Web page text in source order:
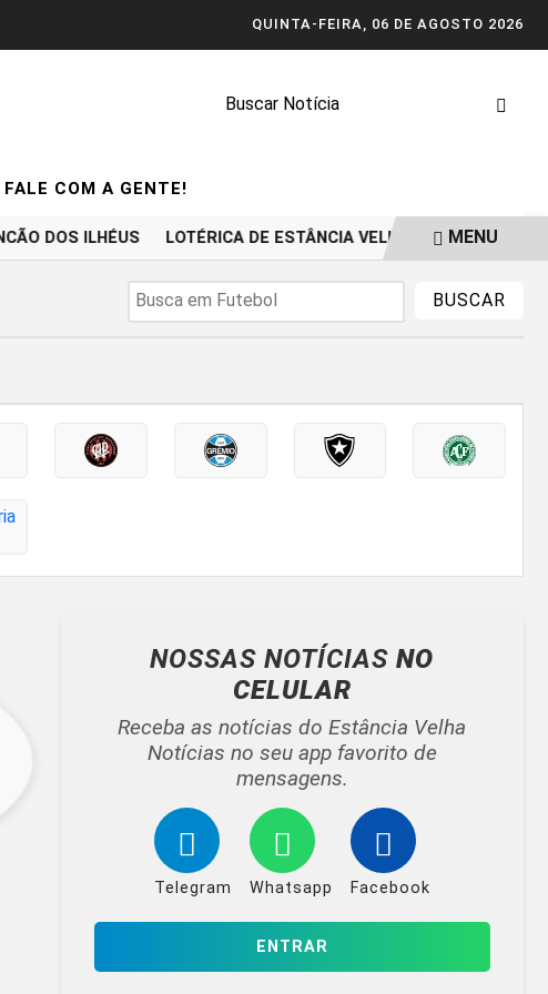
QUINTA-FEIRA, 06 DE AGOSTO 2026
FALE COM A GENTE!
DOS ILHÉUS LOTÉRICA DE ESTÂNCIA VELHA TEM DOIS
MENU
BUSCAR
NOSSAS NOTÍCIASNO
CELULAR
Receba as notícias do Estância Velha
Notícias no seu app favorito de
mensagens.
Telegram Whatsapp Facebook
ENTRAR